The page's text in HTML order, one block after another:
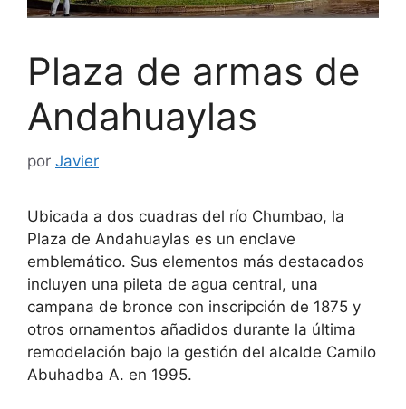
Plaza de armas de
Andahuaylas
por Javier
Ubicada a dos cuadras del río Chumbao, la
Plaza de Andahuaylas es un enclave
emblemático. Sus elementos más destacados
incluyen una pileta de agua central, una
campana de bronce con inscripción de 1875 y
otros ornamentos añadidos durante la última
remodelación bajo la gestión del alcalde Camilo
Abuhadba A. en 1995.